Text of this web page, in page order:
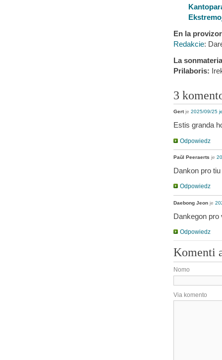
En la
Redakcie:
La
Prilaboris:
3
Gertje 2025/09/25
Estis granda
Odpowiedz
Paŭl Peeraerts je
Dankon pro
Odpowiedz
Daebong Jeon je
Dankegon pro
Odpowiedz
Komenti
Nomo
Via komento